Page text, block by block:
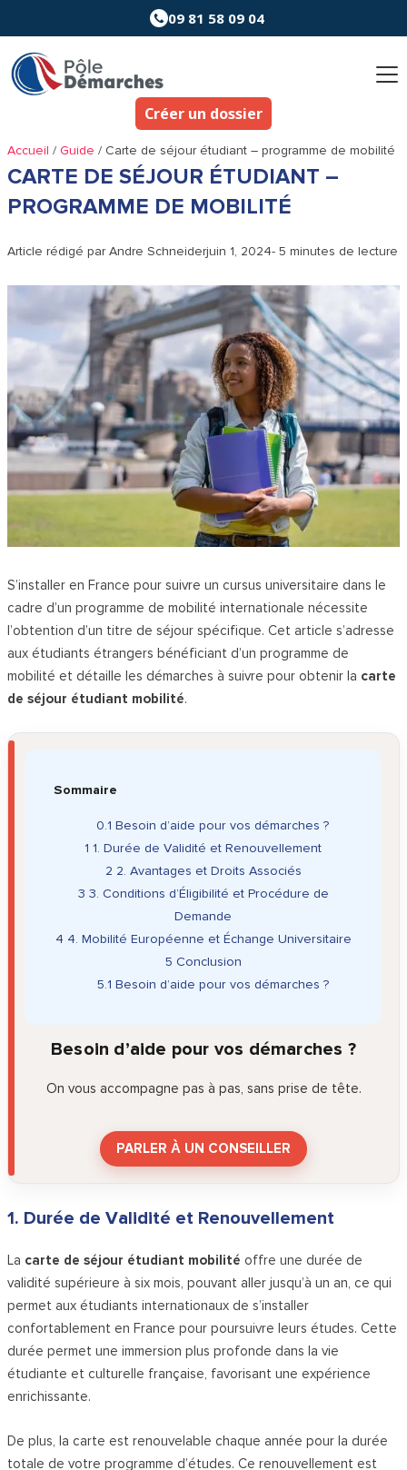
au
contenu
09 81 58 09 04
Créer un dossier
Accueil /Guide / Carte de séjour étudiant – programme de mobilité
CARTE DE SÉJOUR ÉTUDIANT –
PROGRAMME DE MOBILITÉ
Article rédigé parAndre Schneiderjuin 1, 2024- 5 minutes de lecture
S’installer en France pour suivre un cursus universitaire dans le
cadre d’un programme de mobilité internationale nécessite
l’obtention d’un titre de séjour spécifique. Cet article s’adresse
aux étudiants étrangers bénéficiant d’un programme de
mobilité et détaille les démarches à suivre pour obtenir la carte
de séjour étudiant mobilité.
Sommaire
0.1 Besoin d’aide pour vos démarches ?
1 1. Durée de Validité et Renouvellement
2 2. Avantages et Droits Associés
3 3. Conditions d’Éligibilité et Procédure de
Demande
4 4. Mobilité Européenne et Échange Universitaire
5 Conclusion
5.1 Besoin d’aide pour vos démarches ?
Besoin d’aide pour vos démarches ?
On vous accompagne pas à pas, sans prise de tête.
PARLER À UN CONSEILLER
1. Durée de Validité et Renouvellement
La carte de séjour étudiant mobilité offre une durée de
validité supérieure à six mois, pouvant aller jusqu’à un an, ce qui
permet aux étudiants internationaux de s’installer
confortablement en France pour poursuivre leurs études. Cette
durée permet une immersion plus profonde dans la vie
étudiante et culturelle française, favorisant une expérience
enrichissante.
De plus, la carte est renouvelable chaque année pour la durée
totale de votre programme d’études. Ce renouvellement est